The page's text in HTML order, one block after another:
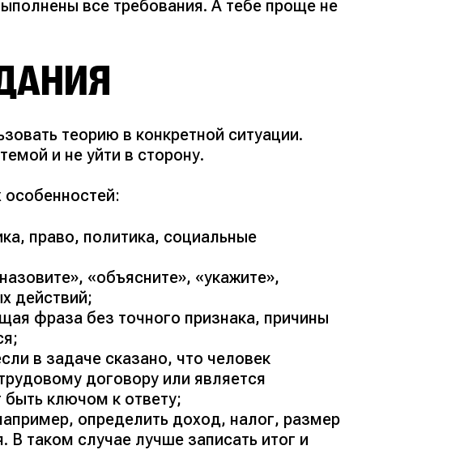
все требования. А тебе проще не
теорию в конкретной ситуации.
и не уйти в сторону.
особенностей:
право, политика, социальные
«объясните», «укажите»,
действий;
фраза без точного признака, причины
в задаче сказано, что человек
договору или является
ключом к ответу;
определить доход, налог, размер
таком случае лучше записать итог и